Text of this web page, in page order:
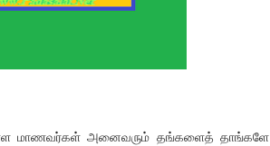
அனைவரும் தங்களைத் தாங்களே